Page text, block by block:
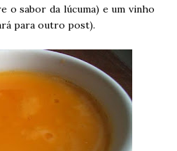
o sabor da lúcuma) e um vinho
para outro post).